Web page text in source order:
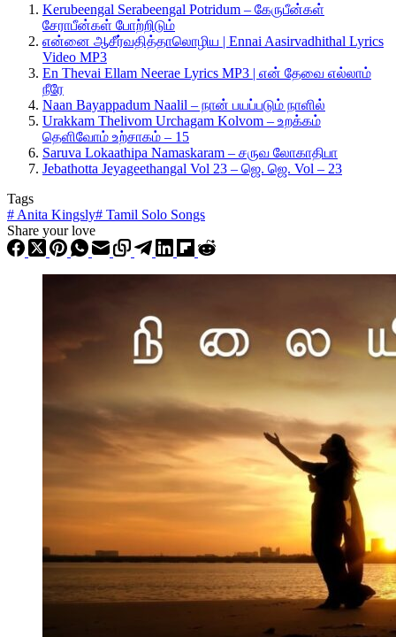
Kerubeengal Serabeengal Potridum – கேருபீன்கள்
சேராபீன்கள் போற்றிடும்
என்னை ஆசீர்வதித்தாலொழிய | Ennai Aasirvadhithal Lyrics
Video MP3
En Thevai Ellam Neerae Lyrics MP3 | என் தேவை எல்லாம்
நீரே
Naan Bayappadum Naalil – நான் பயப்படும் நாளில்
Urakkam Thelivom Urchagam Kolvom – உறக்கம்
தெளிவோம் உற்சாகம் – 15
Saruva Lokaathipa Namaskaram – சருவ லோகாதிபா
Jebathotta Jeyageethangal Vol 23 – ஜெ. ஜெ. Vol – 23
Tags
# Anita Kingsly# Tamil Solo Songs
Share your love